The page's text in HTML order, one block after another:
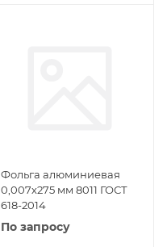
Фольга алюминиевая
0,007х275 мм 8011 ГОСТ
618-2014
По запросу